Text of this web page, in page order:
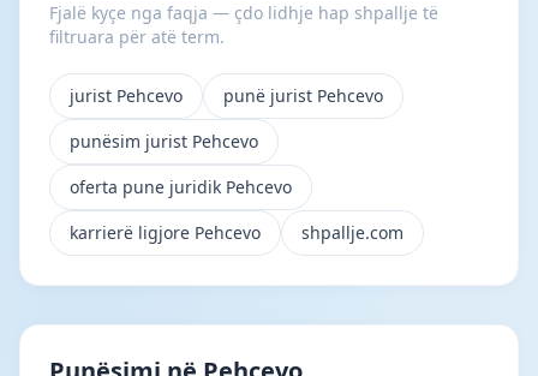
Fjalë kyçe nga faqja — çdo lidhje hap shpallje të
filtruara për atë term.
jurist Pehcevo
punë jurist Pehcevo
punësim jurist Pehcevo
oferta pune juridik Pehcevo
karrierë ligjore Pehcevo
shpallje.com